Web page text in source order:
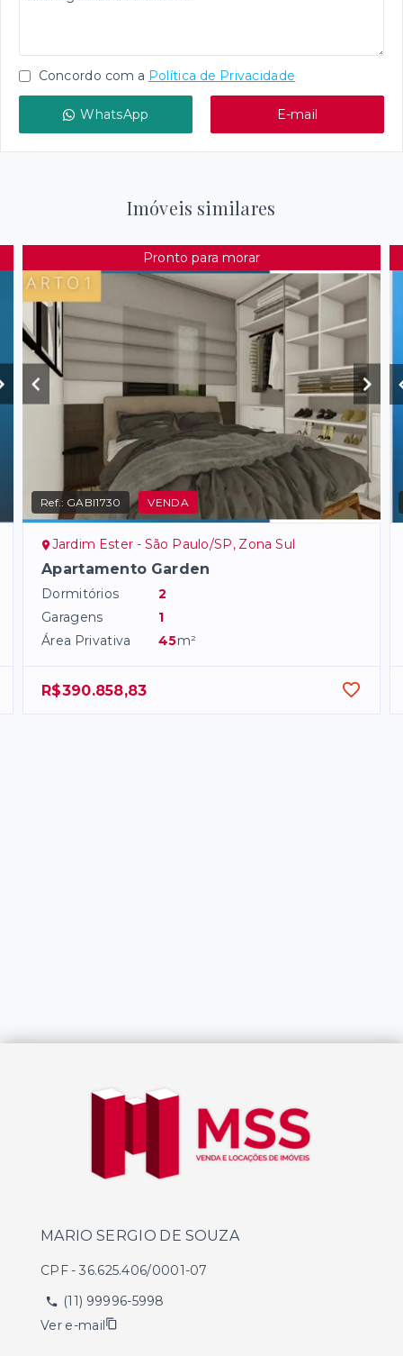
Concordo com a Política de Privacidade
WhatsApp E-mail
Imóveis similares
Pronto para morar
Ref.: GABI1730 VENDA
Jardim Ester - São Paulo/SP, Zona Sul
Apartamento Garden
Dormitórios
2
Garagens
1
Área Privativa
45m²
R$390.858,83
MARIO SERGIO DE SOUZA
CPF-36.625.406/0001-07
(11) 99996-5998
Ver e-mail